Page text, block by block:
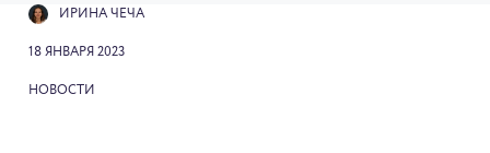
ИРИНА ЧЕЧА
18 ЯНВАРЯ 2023
НОВОСТИ